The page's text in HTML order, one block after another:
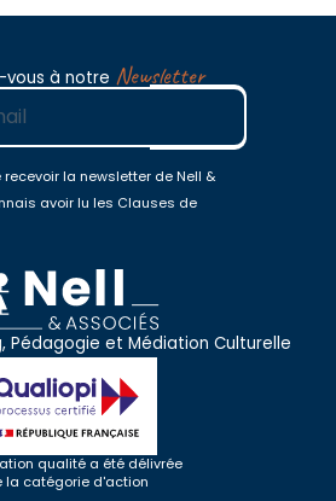
vous à notre Newsletter
la newsletter de Nell &
avoir lu les Clauses de
Pédagogie et Médiation Culturelle
qualité a été délivrée
la catégorie d'action